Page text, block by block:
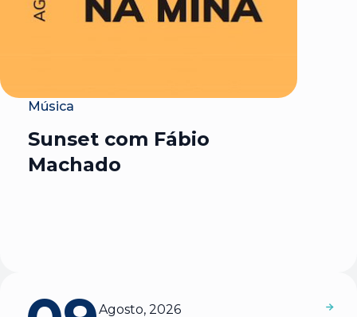
Música
Sunset com Fábio
Machado
Agosto, 2026